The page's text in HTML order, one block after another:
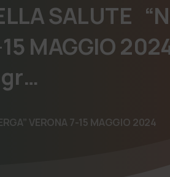
SALUTE
MAGGIO
gr…
VERONA 7-15 MAGGIO 2024